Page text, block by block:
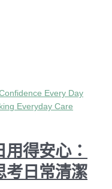
得安心：
考日常清潔